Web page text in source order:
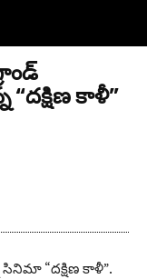
“దక్షిణ కాళీ”
“దక్షిణ కాళీ”.